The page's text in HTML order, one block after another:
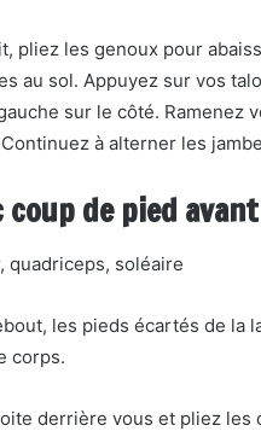
pliez les genoux pour
au sol. Appuyez sur vos
sur le côté. Ramenez
à alterner les
coup de pied avant
quadriceps, soléaire
les pieds écartés de la
corps.
derrière vous et pliez